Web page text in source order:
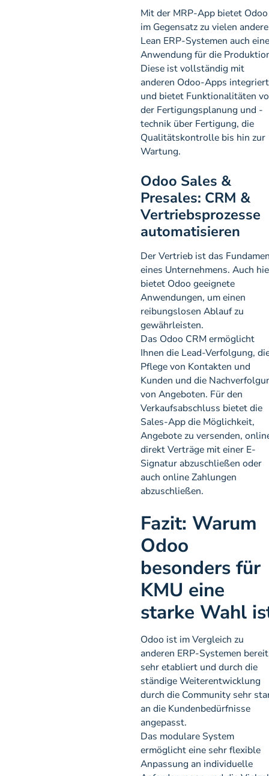
Mit der MRP-App bietet Odoo
im Gegensatz zu vielen
Lean ERP-Systemen auch eine
Anwendung für die
Diese ist vollständig mit
anderen Odoo-Apps integriert
und bietet Funktionalitäten
der Fertigungsplanung und -
technik über Fertigung, die
Qualitätskontrolle bis hin zur
Wartung.
Odoo Sales &
Presales: CRM &
Vertriebsprozesse
automatisieren
Der Vertrieb ist das
eines Unternehmens. Auch
bietet Odoo geeignete
Anwendungen, um einen
reibungslosen Ablauf zu
gewährleisten.
Das Odoo CRM ermöglicht
Ihnen die Lead-Verfolgung,
Pflege von Kontakten und
Kunden und die
von Angeboten. Für den
Verkaufsabschluss bietet die
Sales-App die Möglichkeit,
Angebote zu versenden,
direkt Verträge mit einer E-
Signatur abzuschließen oder
auch online Zahlungen
abzuschließen.
Fazit: Warum
Odoo
besonders für
KMU eine
starke Wahl
Odoo ist im Vergleich zu
anderen ERP-Systemen
sehr etabliert und durch die
ständige Weiterentwicklung
durch die Community sehr
an die Kundenbedürfnisse
angepasst.
Das modulare System
ermöglicht eine sehr flexible
Anpassung an individuelle